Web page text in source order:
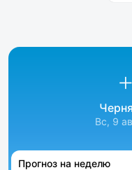
Вс, 9
Прогноз на неделю